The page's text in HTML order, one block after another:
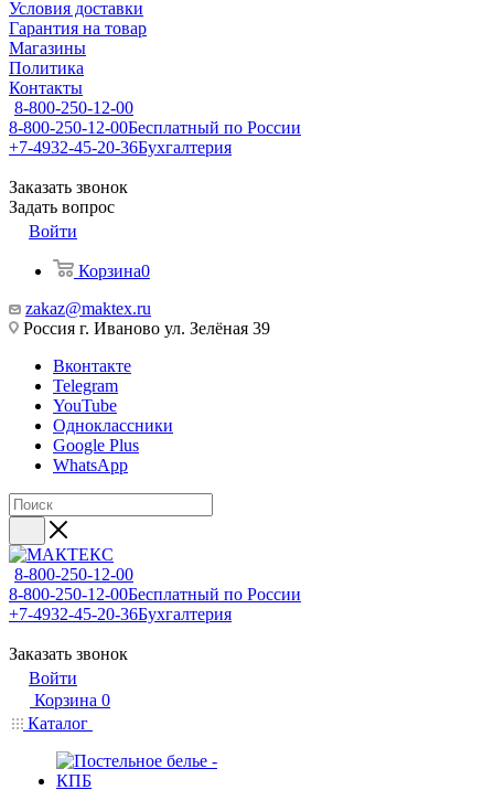
Условия доставки
Гарантия на товар
Магазины
Политика
Контакты
8-800-250-12-00
8-800-250-12-00Бесплатный по России
+7-4932-45-20-36Бухгалтерия
Заказать звонок
Задать вопрос
Войти
Корзина0
zakaz@maktex.ru
Россия г. Иваново ул. Зелёная 39
Вконтакте
Telegram
YouTube
Одноклассники
Google Plus
WhatsApp
8-800-250-12-00
8-800-250-12-00Бесплатный по России
+7-4932-45-20-36Бухгалтерия
Заказать звонок
Войти
Корзина 0
Каталог